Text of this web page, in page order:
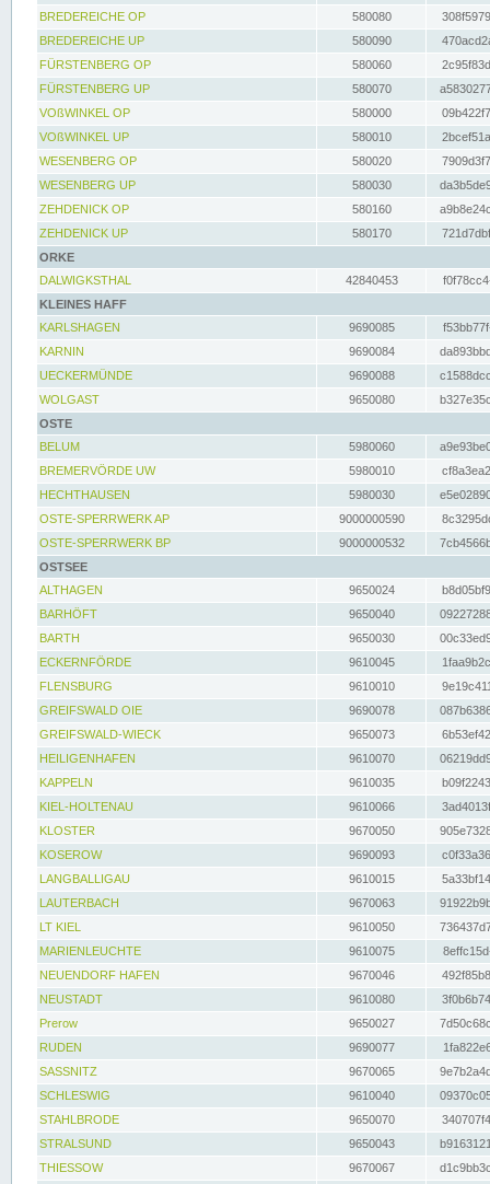
BREDEREICHE OP
580080
BREDEREICHE UP
580090
FÜRSTENBERG OP
580060
FÜRSTENBERG UP
580070
VOßWINKEL OP
580000
VOßWINKEL UP
580010
WESENBERG OP
580020
WESENBERG UP
580030
ZEHDENICK OP
580160
ZEHDENICK UP
580170
ORKE
DALWIGKSTHAL
42840453
KLEINES HAFF
KARLSHAGEN
9690085
KARNIN
9690084
UECKERMÜNDE
9690088
WOLGAST
9650080
OSTE
BELUM
5980060
BREMERVÖRDE UW
5980010
HECHTHAUSEN
5980030
OSTE-SPERRWERK AP
9000000590
OSTE-SPERRWERK BP
9000000532
OSTSEE
ALTHAGEN
9650024
BARHÖFT
9650040
BARTH
9650030
ECKERNFÖRDE
9610045
FLENSBURG
9610010
GREIFSWALD OIE
9690078
GREIFSWALD-WIECK
9650073
HEILIGENHAFEN
9610070
KAPPELN
9610035
KIEL-HOLTENAU
9610066
KLOSTER
9670050
KOSEROW
9690093
LANGBALLIGAU
9610015
LAUTERBACH
9670063
LT KIEL
9610050
MARIENLEUCHTE
9610075
NEUENDORF HAFEN
9670046
NEUSTADT
9610080
Prerow
9650027
RUDEN
9690077
SASSNITZ
9670065
SCHLESWIG
9610040
STAHLBRODE
9650070
STRALSUND
9650043
THIESSOW
9670067